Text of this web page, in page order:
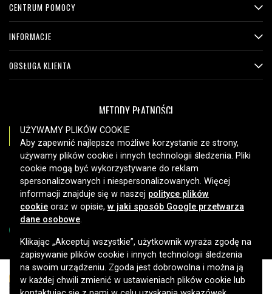
CENTRUM POMOCY
INFORMACJE
OBSŁUGA KLIENTA
METODY PŁATNOŚCI
OPCJE DOSTAWY
Copyright © 2026, Spares Nordic AB
UŻYWAMY PLIKÓW COOKIE
Aby zapewnić najlepsze możliwe korzystanie ze strony,
używamy plików cookie i innych technologii śledzenia. Pliki
cookie mogą być wykorzystywane do reklam
spersonalizowanych i niespersonalizowanych. Więcej
informacji znajduje się w naszej polityce plików
cookie oraz w opisie, w jaki sposób Google przetwarza
dane osobowe.
Klikając „Akceptuj wszystkie”, użytkownik wyraża zgodę na
zapisywanie plików cookie i innych technologii śledzenia
na swoim urządzeniu. Zgoda jest dobrowolna i można ją
w każdej chwili zmienić w ustawieniach plików cookie lub